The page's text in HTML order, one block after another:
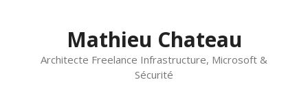
Mathieu Chateau
Architecte Freelance Infrastructure, Microsoft &
Sécurité